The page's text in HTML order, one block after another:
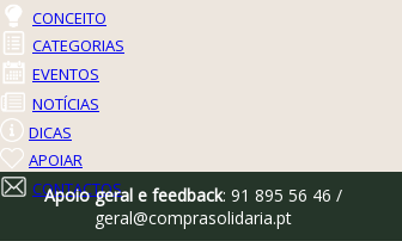
CONCEITO
CATEGORIAS
EVENTOS
NOTÍCIAS
DICAS
APOIAR
CONTACTOS
Apoio geral e feedback: 91 895 56 46 /
geral@comprasolidaria.pt